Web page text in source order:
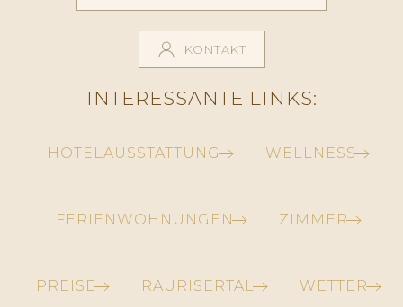
KONTAKT
INTERESSANTE LINKS:
HOTELAUSSTATTUNG WELLNESS
FERIENWOHNUNGEN ZIMMER
PREISE RAURISERTAL WETTER